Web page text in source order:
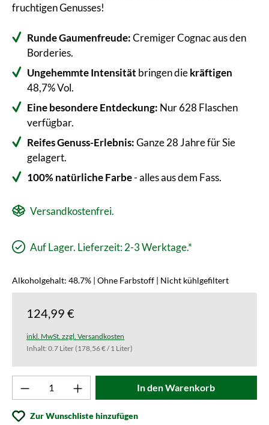
fruchtigen Genusses!
Runde Gaumenfreude:Cremiger Cognac aus den
Borderies.
Ungehemmte Intensität bringen diekräftigen
48,7% Vol.
Eine besondere Entdeckung: Nur 628 Flaschen
verfügbar.
Reifes Genuss-Erlebnis:Ganze 28 Jahre für Sie
gelagert.
100% natürliche Farbe- alles aus dem Fass.
Versandkostenfrei.
Auf Lager. Lieferzeit: 2-3 Werktage.*
Alkoholgehalt: 48.7% | Ohne Farbstoff | Nicht kühlgefiltert
124,99 €
inkl. MwSt. zzgl. Versandkosten
Inhalt: 0.7 Liter(178,56 € / 1 Liter)
Produkt Anzahl: Gib den gewünschten
In den Warenkorb
Zur Wunschliste hinzufügen